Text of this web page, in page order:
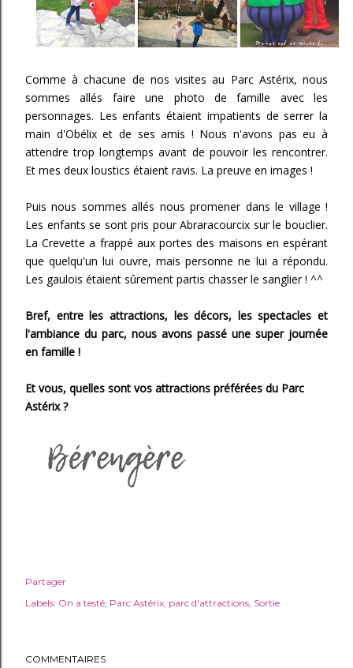
Comme à chacune de nos visites au Parc Astérix, nous
sommes allés faire une photo de famille avec les
personnages. Les enfants étaient impatients de serrer la
main d'Obélix et de ses amis ! Nous n'avons pas eu à
attendre trop longtemps avant de pouvoir les rencontrer.
Et mes deux loustics étaient ravis. La preuve en images !
Puis nous sommes allés nous promener dans le village !
Les enfants se sont pris pour Abraracourcix sur le bouclier.
La Crevette a frappé aux portes des maisons en espérant
que quelqu'un lui ouvre, mais personne ne lui a répondu.
Les gaulois étaient sûrement partis chasser le sanglier ! ^^
Bref, entre les attractions, les décors, les spectacles et
l'ambiance du parc, nous avons passé une super journée
en famille !
Et vous, quelles sont vos attractions préférées du Parc
Astérix ?
Partager
Labels: On a testé Parc Astérix parc d'attractions Sortie
COMMENTAIRES